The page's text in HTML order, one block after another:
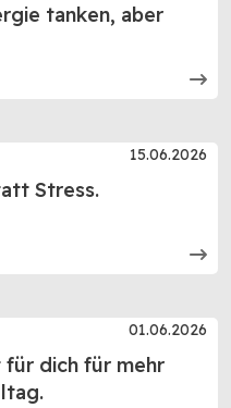
tanken, aber
15.06.2026
Stress.
01.06.2026
für dich für mehr